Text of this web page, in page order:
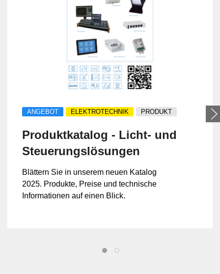
ANGEBOT ELEKTROTECHNIK PRODUKT
Produktkatalog - Licht- und
Steuerungslösungen
Blättern Sie in unserem neuen Katalog
2025. Produkte, Preise und technische
Informationen auf einen Blick.